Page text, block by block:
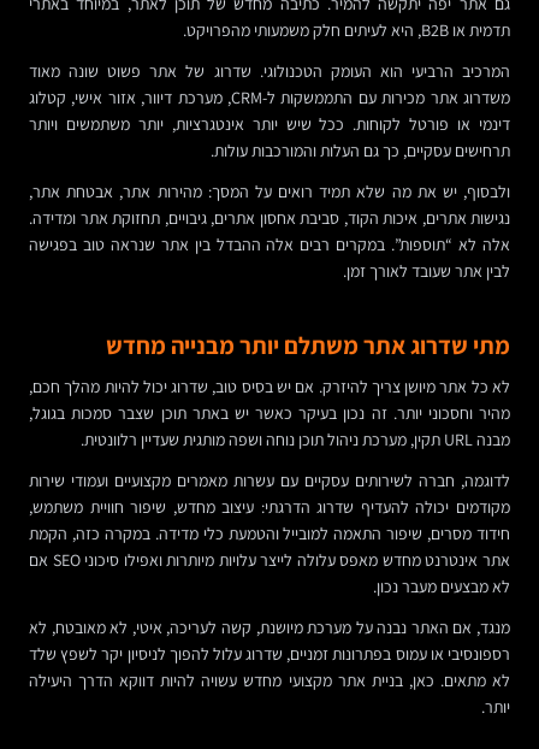
תדמית או B2B, היא לעיתים חלק משמעותי מהפרויקט.
המרכיב הרביעי הוא העומק הטכנולוגי. שדרוג של אתר פשוט שונה מאוד
משדרוג אתר מכירות עם התממשקות ל-CRM, מערכת דיוור, אזור אישי, קטלוג
דינמי או פורטל לקוחות. ככל שיש יותר אינטגרציות, יותר משתמשים ויותר
תרחישים עסקיים, כך גם העלות והמורכבות עולות.
ולבסוף, יש את מה שלא תמיד רואים על המסך: מהירות אתר, אבטחת אתר,
נגישות אתרים, איכות הקוד, סביבת אחסון אתרים, גיבויים, תחזוקת אתר ומדידה.
אלה לא “תוספות”. במקרים רבים אלה ההבדל בין אתר שנראה טוב בפגישה
לבין אתר שעובד לאורך זמן.
מתי שדרוג אתר משתלם יותר מבנייה מחדש
לא כל אתר מיושן צריך להיזרק. אם יש בסיס טוב, שדרוג יכול להיות מהלך חכם,
מהיר וחסכוני יותר. זה נכון בעיקר כאשר יש באתר תוכן שצבר סמכות בגוגל,
מבנה URL תקין, מערכת ניהול תוכן נוחה ושפה מותגית שעדיין רלוונטית.
לדוגמה, חברה לשירותים עסקיים עם עשרות מאמרים מקצועיים ועמודי שירות
מקודמים יכולה להעדיף שדרוג הדרגתי: עיצוב מחדש, שיפור חוויית משתמש,
חידוד מסרים, שיפור התאמה למובייל והטמעת כלי מדידה. במקרה כזה, הקמת
אתר אינטרנט מחדש מאפס עלולה לייצר עלויות מיותרות ואפילו סיכוני SEO אם
לא מבצעים מעבר נכון.
מנגד, אם האתר נבנה על מערכת מיושנת, קשה לעריכה, איטי, לא מאובטח, לא
רספונסיבי או עמוס בפתרונות זמניים, שדרוג עלול להפוך לניסיון יקר לשפץ שלד
לא מתאים. כאן, בניית אתר מקצועי מחדש עשויה להיות דווקא הדרך היעילה
יותר.